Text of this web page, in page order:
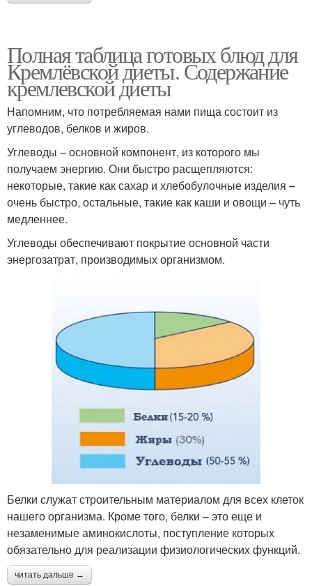
Полная таблица готовых блюд для
Кремлёвской диеты. Содержание
кремлевской диеты
Напомним, что потребляемая нами пища состоит из
углеводов, белков и жиров.
Углеводы – основной компонент, из которого мы
получаем энергию. Они быстро расщепляются:
некоторые, такие как сахар и хлебобулочные изделия –
очень быстро, остальные, такие как каши и овощи – чуть
медленнее.
Углеводы обеспечивают покрытие основной части
энергозатрат, производимых организмом.
Белки служат строительным материалом для всех клеток
нашего организма. Кроме того, белки – это еще и
незаменимые аминокислоты, поступление которых
обязательно для реализации физиологических функций.
читать дальше →